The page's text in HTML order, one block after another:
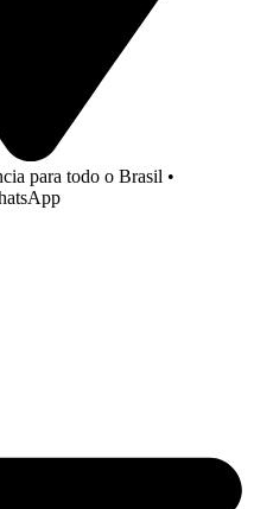
para todo o Brasil •